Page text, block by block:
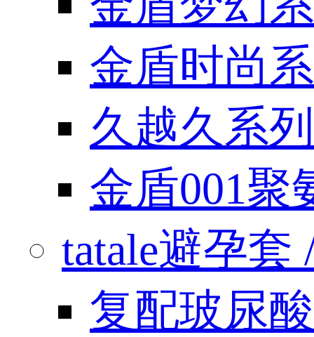
金盾时尚
久越久系列
金盾001聚
tatale避孕套
复配玻尿